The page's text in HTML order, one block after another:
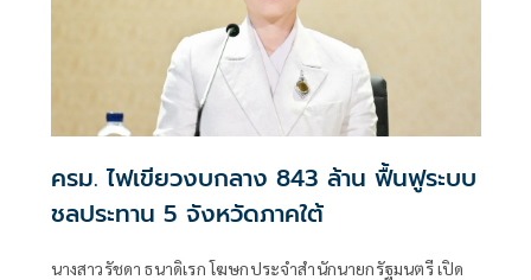
ครม. ไฟเขียวงบกลาง 843 ล้าน ฟื้นฟูระบบ
ชลประทาน 5 จังหวัดภาคใต้
นางสาวรัชดา ธนาดิเรก โฆษกประจำสำนักนายกรัฐมนตรี เปิด